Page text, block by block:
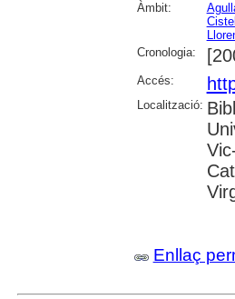
Àmbit:
Cronologia:
Accés:
Localització:
Enllaç